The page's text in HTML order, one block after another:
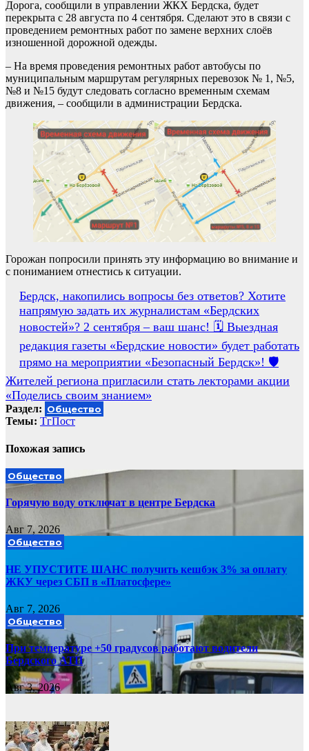
Дорога, сообщили в управлении ЖКХ Бердска, будет
перекрыта с 28 августа по 4 сентября. Сделают это в связи с
проведением ремонтных работ по замене верхних слоёв
изношенной дорожной одежды.
– На время проведения ремонтных работ автобусы по
муниципальным маршрутам регулярных перевозок № 1, №5,
№8 и №15 будут следовать согласно временным схемам
движения, – сообщили в администрации Бердска.
Горожан попросили принять эту информацию во внимание и
с пониманием отнестись к ситуации.
Навигация
по
записям
Бердск, накопились вопросы без ответов? Хотите
напрямую задать их журналистам «Бердских
новостей»? 2 сентября – ваш шанс! 🗓 Выездная
редакция газеты «Бердские новости» будет работать
прямо на мероприятии «Безопасный Бердск»! 🛡
Жителей региона пригласили стать лекторами акции
«Поделись своим знанием»
Раздел: Общество
Темы: ТгПост
Похожая запись
Общество
Горячую воду отключат в центре Бердска
Авг 7, 2026
Общество
НЕ УПУСТИТЕ ШАНС получить кешбэк 3% за оплату
ЖКУ через СБП в «Платосфере»
Авг 7, 2026
Общество
При температуре +50 градусов работают водители
Бердского АТП
Авг 3, 2026